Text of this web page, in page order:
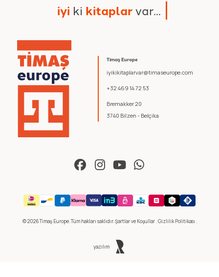
Timaş Europe
iyikikitaplarvar@timaseurope.com
+32 469 14 72 53
Bremakker 20
3740 Bilzen - Belçika
iyi ki kitaplarvar...
© 2026 Timaş Europe. Tüm hakları saklıdır.Şartlar ve Koşullar.Gizlilik Politikası .
yazılım